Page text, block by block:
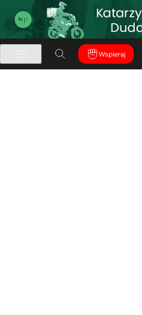
Wspieraj